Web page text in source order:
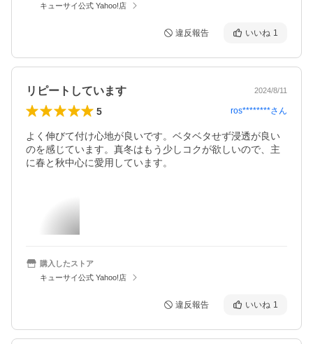
キューサイ公式 Yahoo!店
違反報告 いいね 1
リピートしています 2024/8/11
5 ros********さん
よく伸びて付け心地が良いです。ベタベタせず浸透が良い
のを感じています。真冬はもう少しコクが欲しいので、主
に春と秋中心に愛用しています。
購入したストア
キューサイ公式 Yahoo!店
違反報告 いいね 1